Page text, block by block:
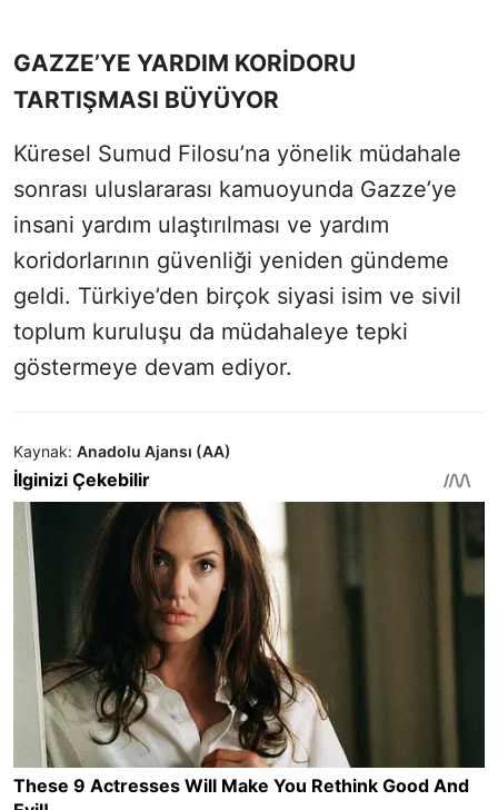
GAZZE’YE YARDIM KORİDORU
TARTIŞMASI BÜYÜYOR
Küresel Sumud Filosu’na yönelik müdahale
sonrası uluslararası kamuoyunda Gazze’ye
insani yardım ulaştırılması ve yardım
koridorlarının güvenliği yeniden gündeme
geldi. Türkiye’den birçok siyasi isim ve sivil
toplum kuruluşu da müdahaleye tepki
göstermeye devam ediyor.
Kaynak: Anadolu Ajansı (AA)